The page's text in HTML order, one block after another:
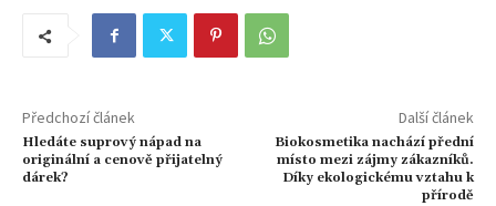
Předchozí článek
Hledáte suprový nápad na
originální a cenově přijatelný
dárek?
Další článek
Biokosmetika nachází přední
místo mezi zájmy zákazníků.
Díky ekologickému vztahu k
přírodě